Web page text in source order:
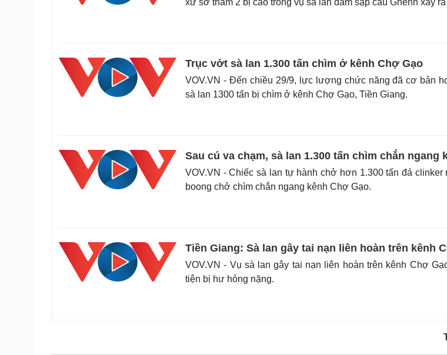
xử sơ thẩm 2 bị cáo trong vụ sà lan đâm sập cầu Ghềnh xảy
Trục vớt sà lan 1.300 tấn chìm ở kênh Chợ Gạo
VOV.VN - Đến chiều 29/9, lực lượng chức năng đã cơ bản
sà lan 1300 tấn bị chìm ở kênh Chợ Gạo, Tiền Giang.
Sau cú va chạm, sà lan 1.300 tấn chìm chắn ngang
VOV.VN - Chiếc sà lan tự hành chở hơn 1.300 tấn đá clinker
boong chở chìm chắn ngang kênh Chợ Gạo.
Tiền Giang: Sà lan gây tai nạn liên hoàn trên kênh
VOV.VN - Vụ sà lan gây tai nạn liên hoàn trên kênh Chợ
tiện bị hư hỏng nặng.